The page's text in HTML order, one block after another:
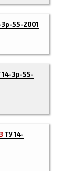
3р-55-2001
14-3р-55-
ТУ 14-